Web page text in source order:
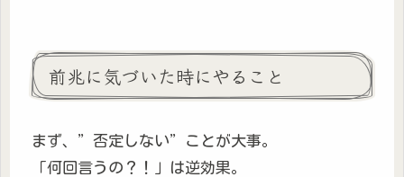
前兆に気づいた時にやること
まず、”否定しない”ことが大事。
「何回言うの？！」は逆効果。